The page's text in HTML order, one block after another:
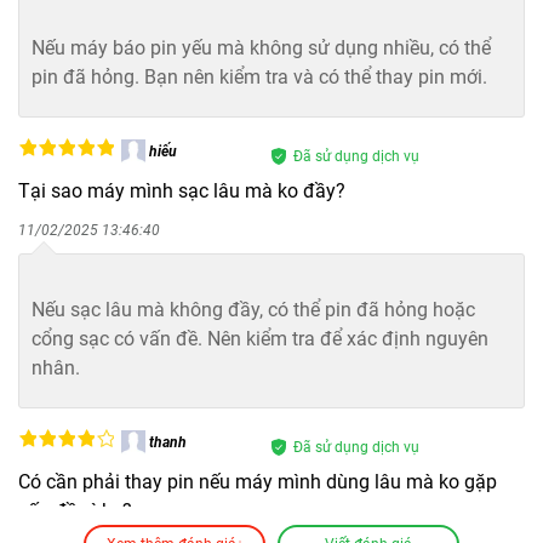
thay pin iPhone 11 Pro Max ngay:
lướt web.
Sập nguồn đột ngột: Điện thoại tự tắt máy khi pin
vẫn còn khoảng 20% đến 30% mà không có cảnh
báo trước.
ở mặt lưng ngay cả khi đang trong trạng thái chờ
hoặc sạc.
Pin bị phồng:
bị đẩy lên cao, tạo ra các khe hở ở khung viền.
Thời gian sạc quá nhanh:
Pin báo đầy chỉ sau một
cạn kiệt sau đó.
Nếu máy báo pin yếu mà không sử dụng nhiều, có thể
pin đã hỏng. Bạn nên kiểm tra và có thể thay pin mới.
hiếu Đã sử dụng dịch vụ
Tại sao máy mình sạc lâu mà ko đầy?
11/02/2025 13:46:40
Nếu sạc lâu mà không đầy, có thể pin đã hỏng hoặc
cổng sạc có vấn đề. Nên kiểm tra để xác định nguyên
nhân.
thanh Đã sử dụng dịch vụ
Có cần phải thay pin nếu máy mình dùng lâu mà ko gặp
vấn đề gì ko?